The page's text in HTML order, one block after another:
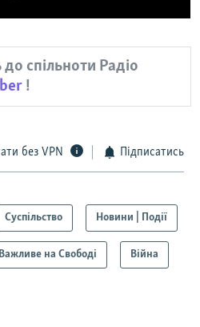
спільноти Радіо
!
без VPN Підписатись
Суспільство Новини | Події
Важливе на Свободі Війна